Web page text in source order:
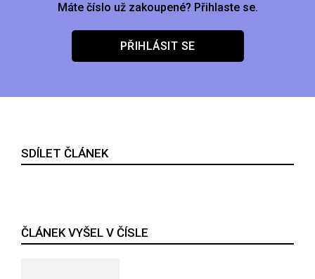
Máte číslo už zakoupené? Přihlaste se.
PŘIHLÁSIT SE
SDÍLET ČLÁNEK
ČLÁNEK VYŠEL V ČÍSLE